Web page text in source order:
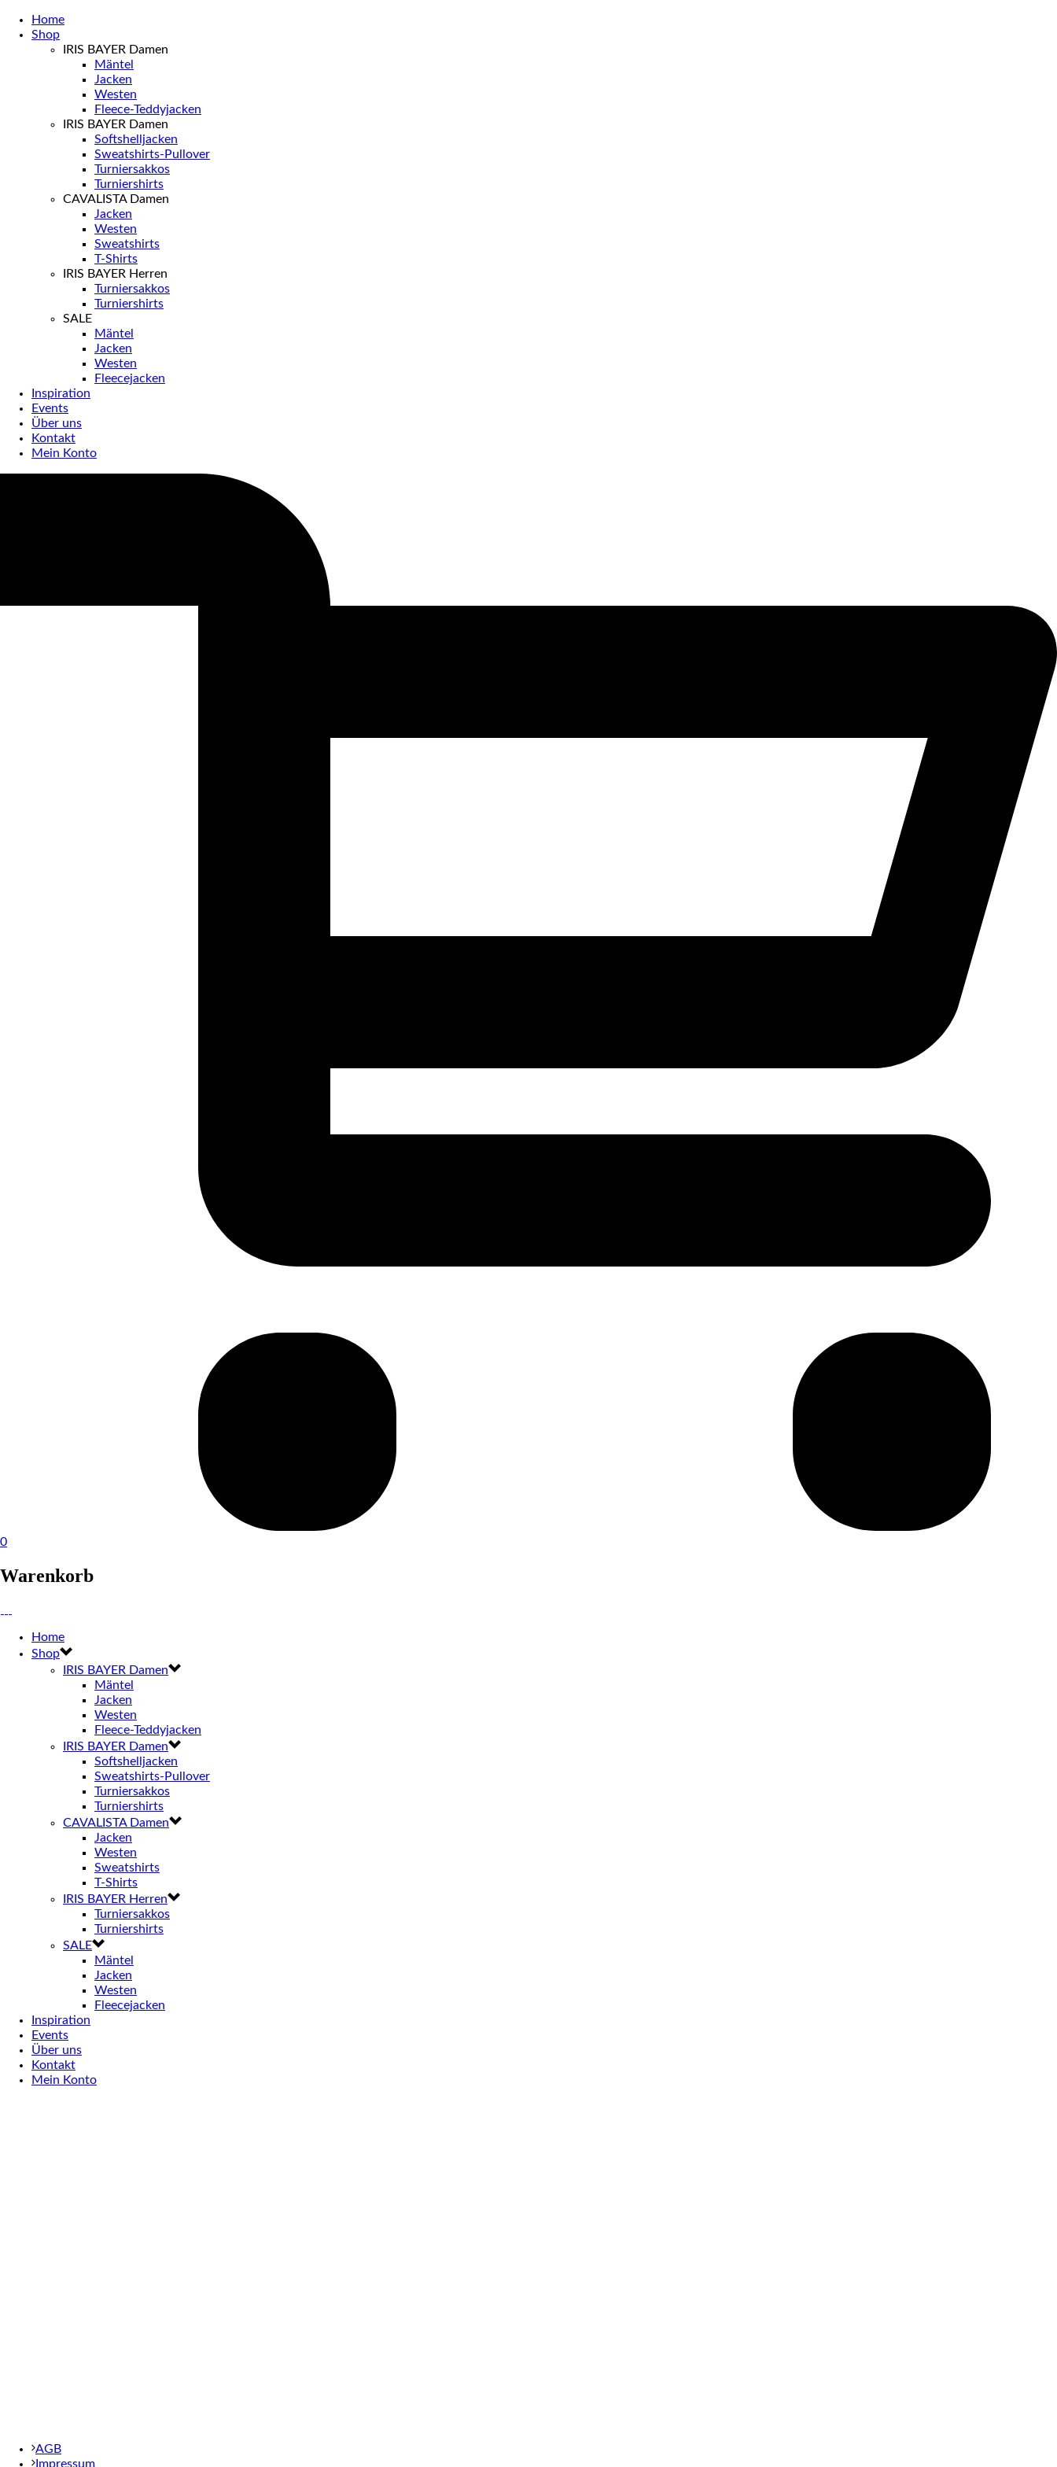
Home
Shop
IRIS BAYER Damen
Mäntel
Jacken
Westen
Fleece-Teddyjacken
IRIS BAYER Damen
Softshelljacken
Sweatshirts-Pullover
Turniersakkos
Turniershirts
CAVALISTA Damen
Jacken
Westen
Sweatshirts
T-Shirts
IRIS BAYER Herren
Turniersakkos
Turniershirts
SALE
Mäntel
Jacken
Westen
Fleecejacken
Inspiration
Events
Über uns
Kontakt
Mein Konto
0
Warenkorb
Home
Shop
IRIS BAYER Damen
Mäntel
Jacken
Westen
Fleece-Teddyjacken
IRIS BAYER Damen
Softshelljacken
Sweatshirts-Pullover
Turniersakkos
Turniershirts
CAVALISTA Damen
Jacken
Westen
Sweatshirts
T-Shirts
IRIS BAYER Herren
Turniersakkos
Turniershirts
SALE
Mäntel
Jacken
Westen
Fleecejacken
Inspiration
Events
Über uns
Kontakt
Mein Konto
AGB
Impressum